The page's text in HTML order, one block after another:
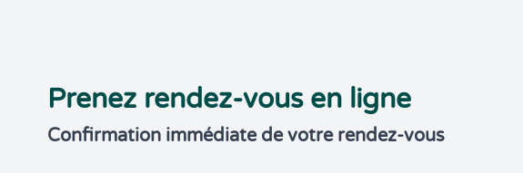
Prenez rendez-vous en ligne
Confirmation immédiate de votre rendez-vous